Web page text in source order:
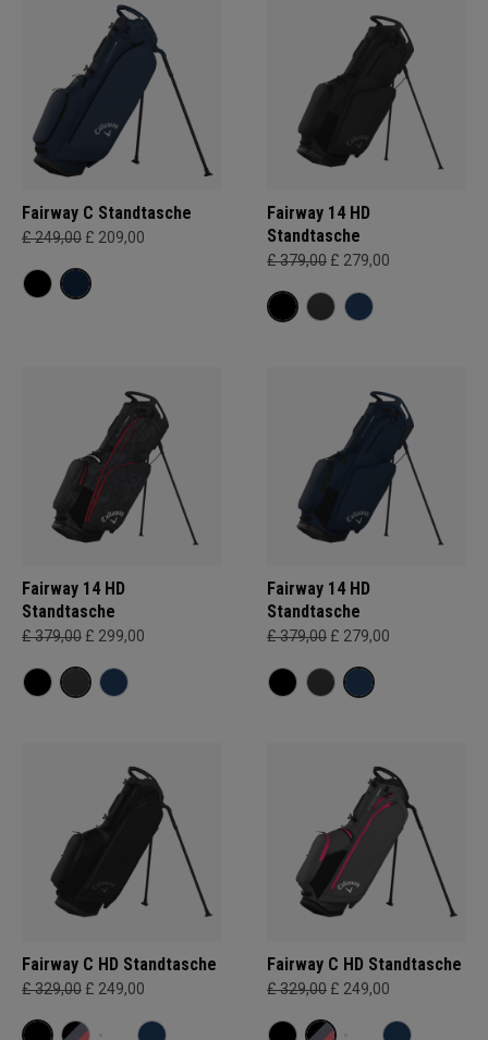
Fairway C Standtasche
£ 249,00 £ 209,00
Fairway 14 HD
Standtasche
£ 379,00 £ 279,00
Fairway 14 HD
Standtasche
£ 379,00 £ 299,00
Fairway 14 HD
Standtasche
£ 379,00 £ 279,00
Fairway C HD Standtasche
£ 329,00 £ 249,00
Fairway C HD Standtasche
£ 329,00 £ 249,00